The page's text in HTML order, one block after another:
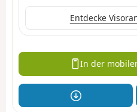
Entdecke
In der